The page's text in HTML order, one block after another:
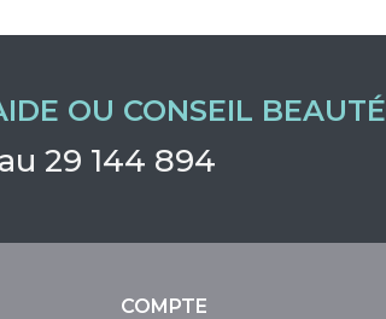
OU CONSEIL BEAUTÉ
29 144 894
COMPTE